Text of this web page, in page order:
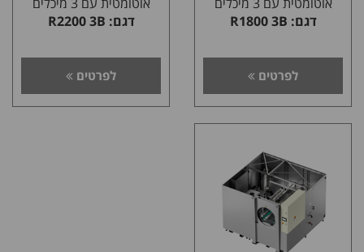
דגם: R1800 3B
לפרטים
דגם: R2200 3B
לפרטים